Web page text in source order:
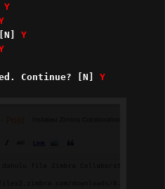
Y
Y
Continue? [N] Y